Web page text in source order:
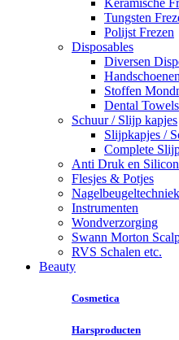
Keramische
Tungsten
Polijst Frezen
Disposables
Diversen
Stoffen
Dental Towels
Schuur / Slijp kapjes
Slijpkapjes /
Complete
Anti Druk en
Flesjes & Potjes
Nagelbeugeltechniek
Instrumenten
Wondverzorging
Swann Morton
RVS Schalen etc.
Beauty
Cosmetica
Harsproducten